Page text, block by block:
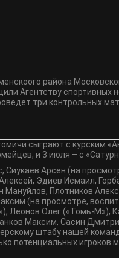
района
Агентству спортивных
три контрольных
сыграют с курским
и 3 июля – с
Арсен (на
Эдиев Исмаил,
Мануйлов, Плотников
(на просмотре,
Леонов Олег («Томь-М»),
Максим, Сасин
штабу нашей
потенциальных игроков